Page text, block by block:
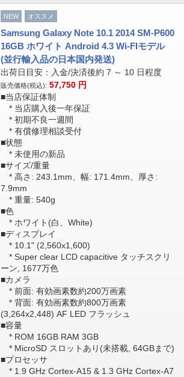
NEW オススメ
Samsung Galaxy Note 10.1 2014 SM-P600
16GB ホワイト Android 4.3 Wi-FIモデル
(並行輸入品の日本国内発送)
出荷日目安：入金/決済後約 7 ～ 10 日程度
販売価格(税込): 57,750 円
■当店保証体制
* 当店購入後一年保証
* 初期不良一週間
* 有償修理相談受付
■状態
* 未使用の新品
■サイズ/重量
* 高さ: 243.1mm、幅: 171.4mm、厚さ:
7.9mm
* 重量: 540g
■色
* ホワイト(白、White)
■ディスプレイ
* 10.1" (2,560x1,600)
* Super clear LCD capacitive タッチスクリ
ーン, 1677万色
■カメラ
* 前面: 有効画素数約200万画素
* 背面: 有効画素数約800万画素
(3,264x2,448) AF LED フラッシュ
■容量
* ROM 16GB RAM 3GB
* MicroSD スロットあり(未搭載, 64GBまで)
■プロセッサ
* 1.9 GHz Cortex-A15 & 1.3 GHz Cortex-A7